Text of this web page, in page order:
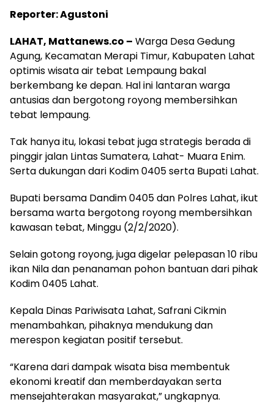
Reporter: Agustoni
LAHAT, Mattanews.co – Warga Desa Gedung
Agung, Kecamatan Merapi Timur, Kabupaten Lahat
optimis wisata air tebat Lempaung bakal
berkembang ke depan. Hal ini lantaran warga
antusias dan bergotong royong membersihkan
tebat lempaung.
Tak hanya itu, lokasi tebat juga strategis berada di
pinggir jalan Lintas Sumatera, Lahat- Muara Enim.
Serta dukungan dari Kodim 0405 serta Bupati Lahat.
Bupati bersama Dandim 0405 dan Polres Lahat, ikut
bersama warta bergotong royong membersihkan
kawasan tebat, Minggu (2/2/2020).
Selain gotong royong, juga digelar pelepasan 10 ribu
ikan Nila dan penanaman pohon bantuan dari pihak
Kodim 0405 Lahat.
Kepala Dinas Pariwisata Lahat, Safrani Cikmin
menambahkan, pihaknya mendukung dan
merespon kegiatan positif tersebut.
“Karena dari dampak wisata bisa membentuk
ekonomi kreatif dan memberdayakan serta
mensejahterakan masyarakat,” ungkapnya.